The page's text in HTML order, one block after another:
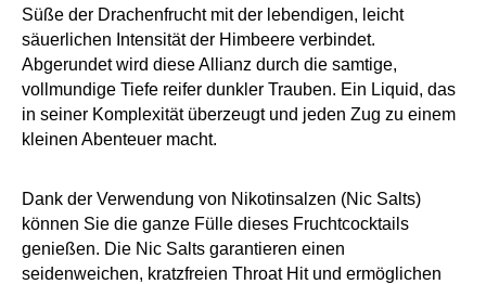
Süße der Drachenfrucht mit der lebendigen, leicht
säuerlichen Intensität der Himbeere verbindet.
Abgerundet wird diese Allianz durch die samtige,
vollmundige Tiefe reifer dunkler Trauben. Ein Liquid, das
in seiner Komplexität überzeugt und jeden Zug zu einem
kleinen Abenteuer macht.
Dank der Verwendung von Nikotinsalzen (Nic Salts)
können Sie die ganze Fülle dieses Fruchtcocktails
genießen. Die Nic Salts garantieren einen
seidenweichen, kratzfreien Throat Hit und ermöglichen